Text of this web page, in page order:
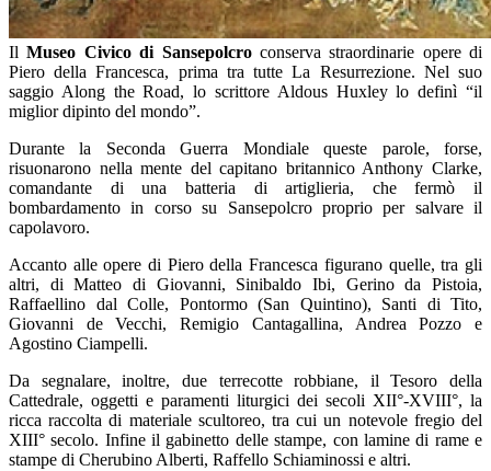
IlMuseo Civico di Sansepolcroconserva straordinarie opere di
Piero della Francesca, prima tra tutte La Resurrezione. Nel suo
saggio Along the Road, lo scrittore Aldous Huxley lo definì “il
miglior dipinto del mondo”.
Durante la Seconda Guerra Mondiale queste parole, forse,
risuonarono nella mente del capitano britannico Anthony Clarke,
comandante di una batteria di artiglieria, che fermò il
bombardamento in corso su Sansepolcro proprio per salvare il
capolavoro.
Accanto alle opere di Piero della Francesca figurano quelle, tra gli
altri, di Matteo di Giovanni, Sinibaldo Ibi, Gerino da Pistoia,
Raffaellino dal Colle, Pontormo (San Quintino), Santi di Tito,
Giovanni de Vecchi, Remigio Cantagallina, Andrea Pozzo e
Agostino Ciampelli.
Da segnalare, inoltre, due terrecotte robbiane, il Tesoro della
Cattedrale, oggetti e paramenti liturgici dei secoli XII°-XVIII°, la
ricca raccolta di materiale scultoreo, tra cui un notevole fregio del
XIII° secolo. Infine il gabinetto delle stampe, con lamine di rame e
stampe di Cherubino Alberti, Raffello Schiaminossi e altri.